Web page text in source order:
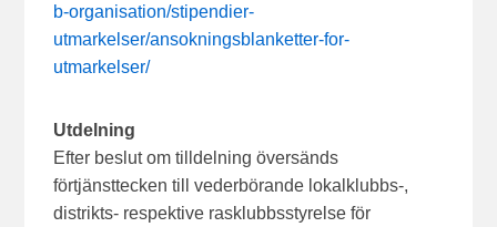
b-organisation/stipendier-
utmarkelser/ansokningsblanketter-for-
utmarkelser/
Utdelning
Efter beslut om tilldelning översänds
förtjänsttecken till vederbörande lokalklubbs-,
distrikts- respektive rasklubbsstyrelse för